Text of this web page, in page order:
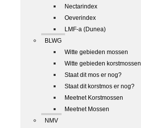
Nectarindex
Oeverindex
LMF-a (Dunea)
BLWG
Witte gebieden mossen
Witte gebieden korstmossen
Staat dit mos er nog?
Staat dit korstmos er nog?
Meetnet Korstmossen
Meetnet Mossen
NMV